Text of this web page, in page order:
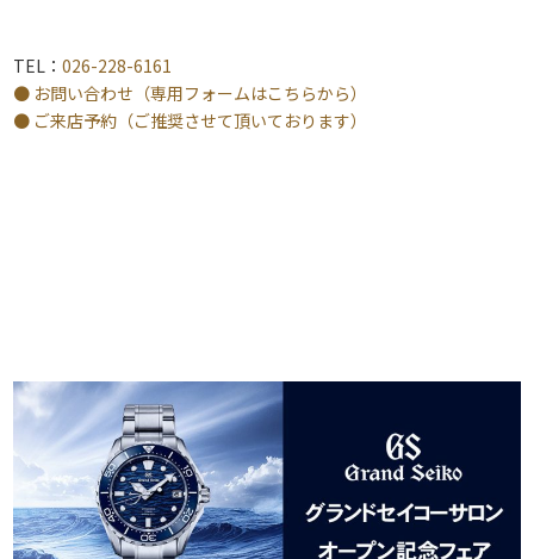
TEL： 026-228-6161
● お問い合わせ（専用フォームはこちらから）
● ご来店予約（ご推奨させて頂いております）